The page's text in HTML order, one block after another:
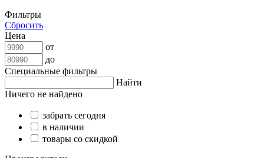
Фильтры
Сбросить
Цена
от
до
Специальные фильтры
Найти
Ничего не найдено
забрать сегодня
в наличии
товары со скидкой